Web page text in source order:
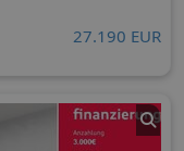
27.190 EUR